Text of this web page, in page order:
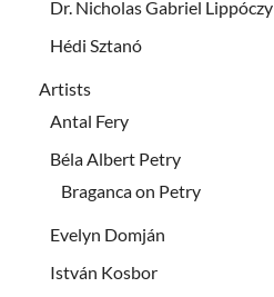
Dr. Nicholas Gabriel Lippóczy
Hédi Sztanó
Artists
Antal Fery
Béla Albert Petry
Braganca on Petry
Evelyn Domján
István Kosbor